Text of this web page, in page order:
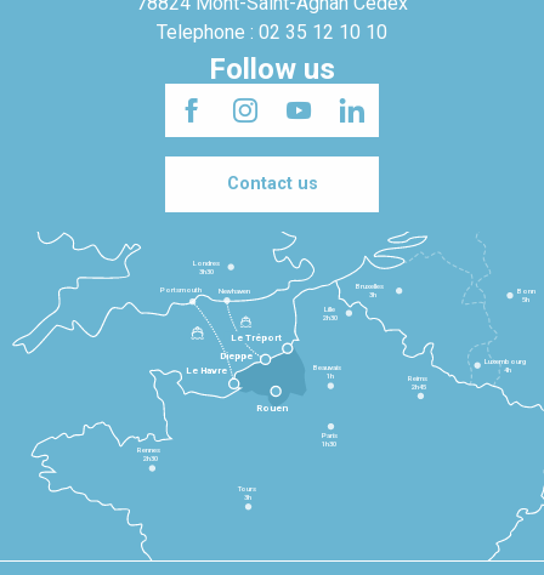
Telephone : 02 35 12 10 10
Follow us
Contact us
Le Havre
Dieppe
Le Tréport
Rennes
2h30
Tours
3h
Paris
1h30
Beauvais
1h
Reims
2h45
Lille
2h30
Bruxelles
3h
Londres
3h30
Newhaven
Portsmouth
Bonn
5h
Luxembourg
4h
Rouen